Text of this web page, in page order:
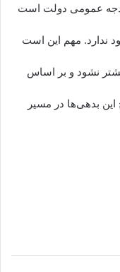
عمومی دولت است
ندارد. مهم این است
نشود و بر اساس
این بدهی‌ها در مسیر